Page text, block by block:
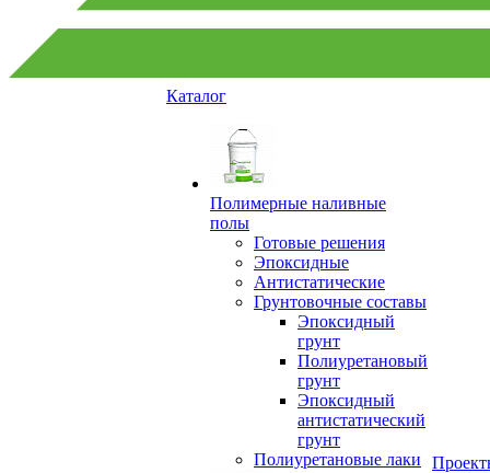
Каталог
Полимерные наливные
полы
Готовые решения
Эпоксидные
Антистатические
Грунтовочные составы
Эпоксидный
грунт
Полиуретановый
грунт
Эпоксидный
антистатический
грунт
Полиуретановые лаки